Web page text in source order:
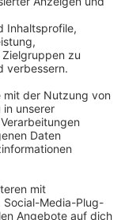
Freitag,
20 Uhr